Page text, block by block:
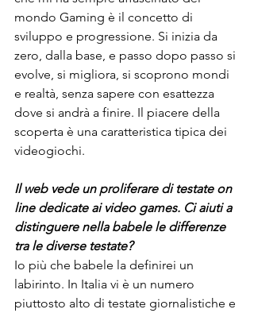
mondo Gaming è il concetto di
sviluppo e progressione. Si inizia da
zero, dalla base, e passo dopo passo si
evolve, si migliora, si scoprono mondi
e realtà, senza sapere con esattezza
dove si andrà a finire. Il piacere della
scoperta è una caratteristica tipica dei
videogiochi.
Il web vede un proliferare di testate on
line dedicate ai video games. Ci aiuti a
distinguere nella babele le differenze
tra le diverse testate?
Io più che babele la definirei un
labirinto. In Italia vi è un numero
piuttosto alto di testate giornalistiche e